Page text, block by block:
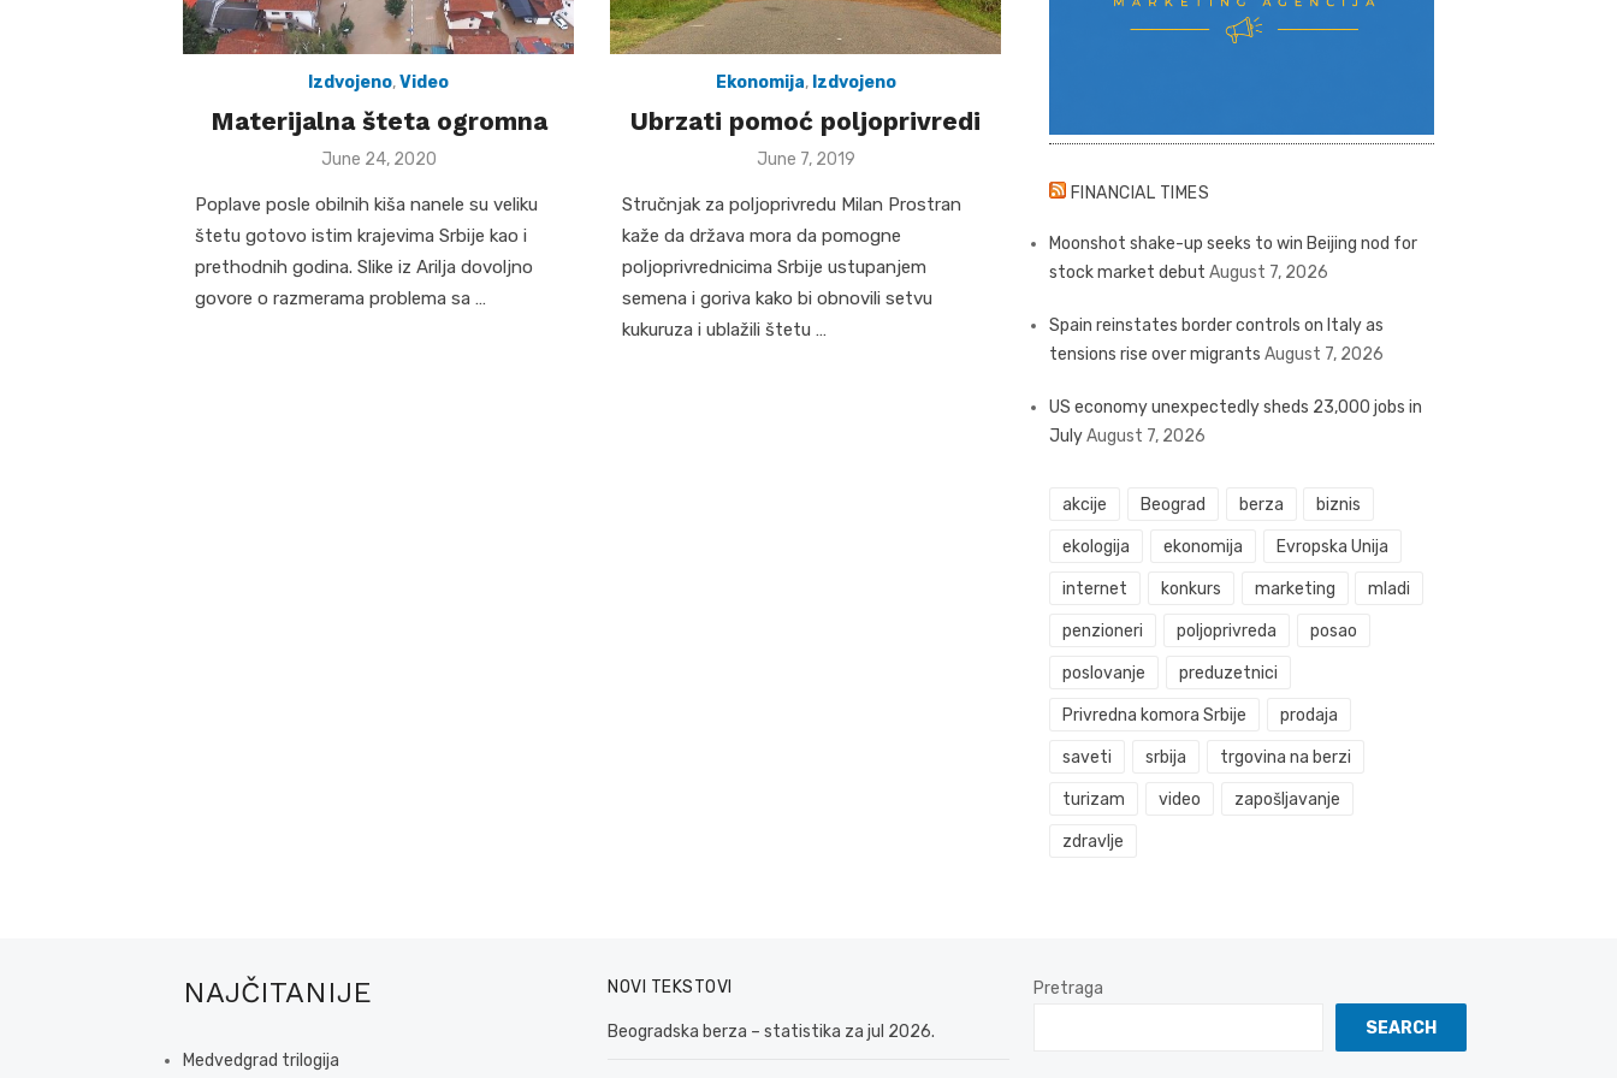
Izdvojeno,Video
Materijalna šteta ogromna
Posted
June 24, 2020
Poplave posle obilnih kiša nanele su veliku
štetu gotovo istim krajevima Srbije kao i
prethodnih godina. Slike iz Arilja dovoljno
govore o razmerama problema sa …
Ekonomija, Izdvojeno
Ubrzati pomoć poljoprivredi
Posted
June 7, 2019
Stručnjak za poljoprivredu Milan Prostran
kaže da država mora da pomogne
poljoprivrednicima Srbije ustupanjem
semena i goriva kako bi obnovili setvu
kukuruza i ublažili štetu …
FINANCIAL TIMES
Moonshot shake-up seeks to win Beijing nod for
stock market debut August 7, 2026
Spain reinstates border controls on Italy as
tensions rise over migrants August 7, 2026
US economy unexpectedly sheds 23,000 jobs in
JulyAugust 7, 2026
akcije Beograd berza biznis
ekologija ekonomija Evropska Unija
internet konkurs marketing mladi
penzioneri poljoprivreda posao
poslovanje preduzetnici
Privredna komora Srbije prodaja
saveti srbija trgovina na berzi
turizam video zapošljavanje
zdravlje
NAJČITANIJE
Medvedgrad trilogija
NOVI TEKSTOVI
Beogradska berza – statistika za jul 2026.
Pretraga
SEARCH